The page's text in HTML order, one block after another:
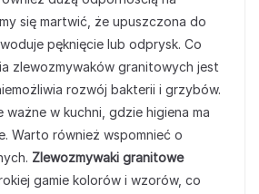
się martwić, że upuszczona do
pęknięcie lub odprysk. Co
zlewozmywaków granitowych jest
rozwój bakterii i grzybów.
w kuchni, gdzie higiena ma
Warto również wspomnieć o
Zlewozmywaki granitowe
gamie kolorów i wzorów, co